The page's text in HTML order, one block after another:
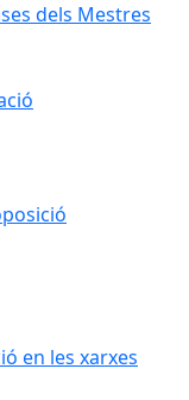
dels Mestres
en les xarxes